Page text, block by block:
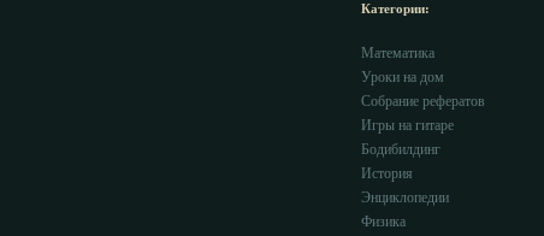
Категории:
Математика
Уроки на дом
Собрание рефератов
Игры на гитаре
Бодибилдинг
История
Энциклопедии
Физика